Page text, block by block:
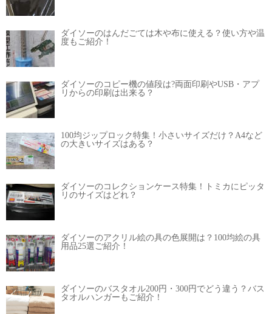
ダイソーのはんだごては木や布に使える？使い方や温
度もご紹介！
ダイソーのコピー機の値段は?両面印刷やUSB・アプ
リからの印刷は出来る？
100均ジップロック特集！小さいサイズだけ？A4など
の大きいサイズはある？
ダイソーのコレクションケース特集！トミカにピッタ
リのサイズはどれ？
ダイソーのアクリル絵の具の色展開は？100均絵の具
用品25選ご紹介！
ダイソーのバスタオル200円・300円でどう違う？バス
タオルハンガーもご紹介！